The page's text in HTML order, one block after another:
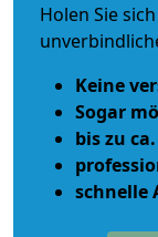
Holen Sie
Keine
Sogar
bis zu
schnelle